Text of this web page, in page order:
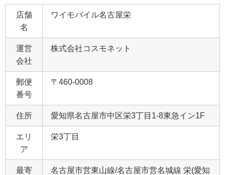
店舗
名
ワイモバイル名古屋栄
運営
会社
株式会社コスモネット
郵便
番号
〒460-0008
住所 愛知県名古屋市中区栄3丁目1‐8東急イン1F
エリ
ア
栄3丁目
最寄
名古屋市営東山線/名古屋市営名城線 栄(愛知